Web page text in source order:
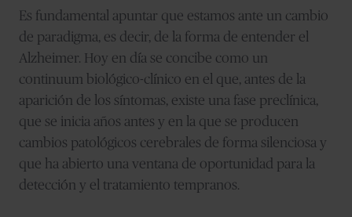
Es fundamental apuntar que estamos ante un cambio
de paradigma, es decir, de la forma de entender el
Alzheimer. Hoy en día se concibe como un
continuum biológico-clínico en el que, antes de la
aparición de los síntomas, existe una fase preclínica,
que se inicia años antes y en la que se producen
cambios patológicos cerebrales de forma silenciosa y
que ha abierto una ventana de oportunidad para la
detección y el tratamiento tempranos.